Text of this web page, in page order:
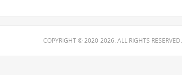
COPYRIGHT © 2020-2026. ALL RIGHTS RESERVED.